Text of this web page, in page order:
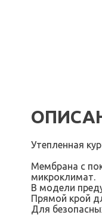
Утепленная
Мембрана с
микроклимат.
В модели
Прямой крой
Для